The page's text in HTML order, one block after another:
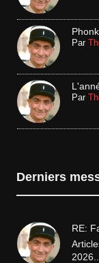
Phonk
Par
Par
Derniers
RE:
2026...